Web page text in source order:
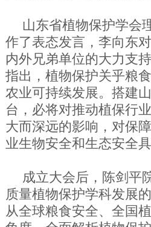
山东省植物保护学会
作了表态发言，李向东
内外兄弟单位的大力支
指出，植物保护关乎粮
农业可持续发展。搭建
台，必将对推动植保行
大而深远的影响，对保
业生物安全和生态安全具
成立大会后，陈剑平
质量植物保护学科发展
从全球粮食安全、全国